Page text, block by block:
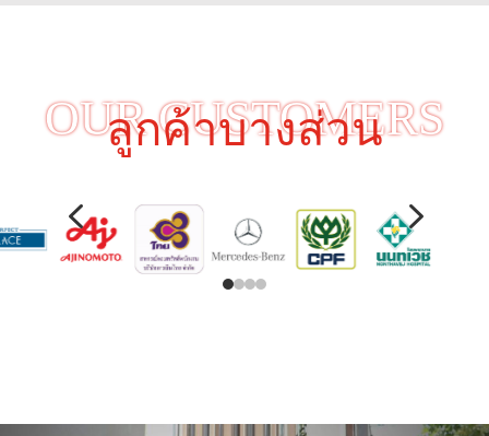
OUR CUSTOMERS
ลูกค้าบางส่วน
4 5